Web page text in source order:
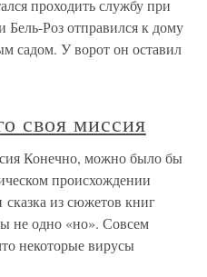
проходить службу при
Роз отправился к дому
садом. У ворот он оставил
своя миссия
Конечно, можно было бы
происхождении
из сюжетов книг
не одно «но». Совсем
некоторые вирусы